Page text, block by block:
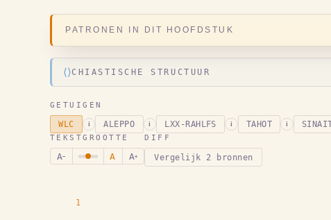
PATRONEN IN DIT HOOFDSTUK
⟨⟩CHIASTISCHE STRUCTUUR
GETUIGEN
WLC i ALEPPO i LXX-RAHLFS i TAHOT i
TEKSTGROOTTE
A− A A+
DIFF
Vergelijk 2 bronnen
1